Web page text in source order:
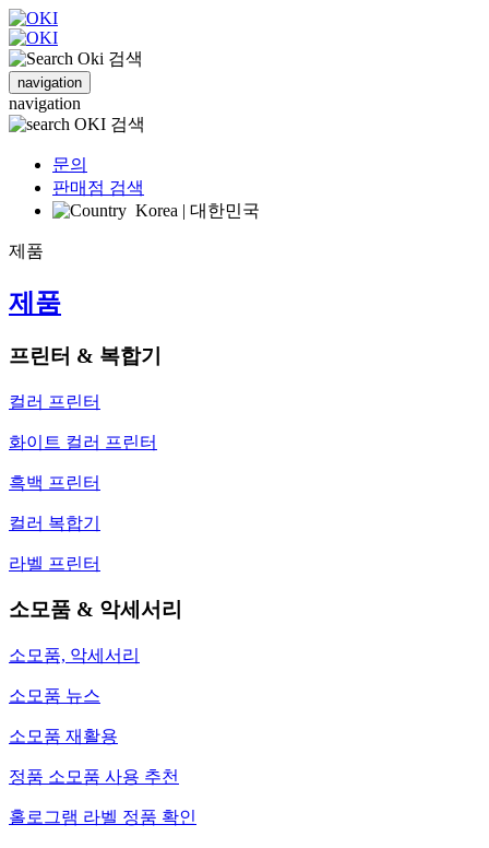
검색
navigation
navigation
검색
문의
판매점 검색
Korea | 대한민국
제품
제품
프린터 & 복합기
컬러 프린터
화이트 컬러 프린터
흑백 프린터
컬러 복합기
라벨 프린터
소모품 & 악세서리
소모품, 악세서리
소모품 뉴스
소모품 재활용
정품 소모품 사용 추천
홀로그램 라벨 정품 확인